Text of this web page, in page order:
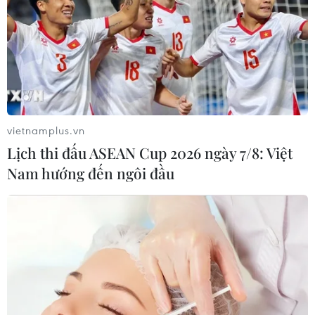
tiếp nhận được 16.000 đơn vị máu, suy giảm khá nhiều
so với con số 32.000-36.000 đơn vị ở thời điểm này
hằng năm.
vietnamplus.vn
Lịch thi đấu ASEAN Cup 2026 ngày 7/8: Việt
Nam hướng đến ngôi đầu